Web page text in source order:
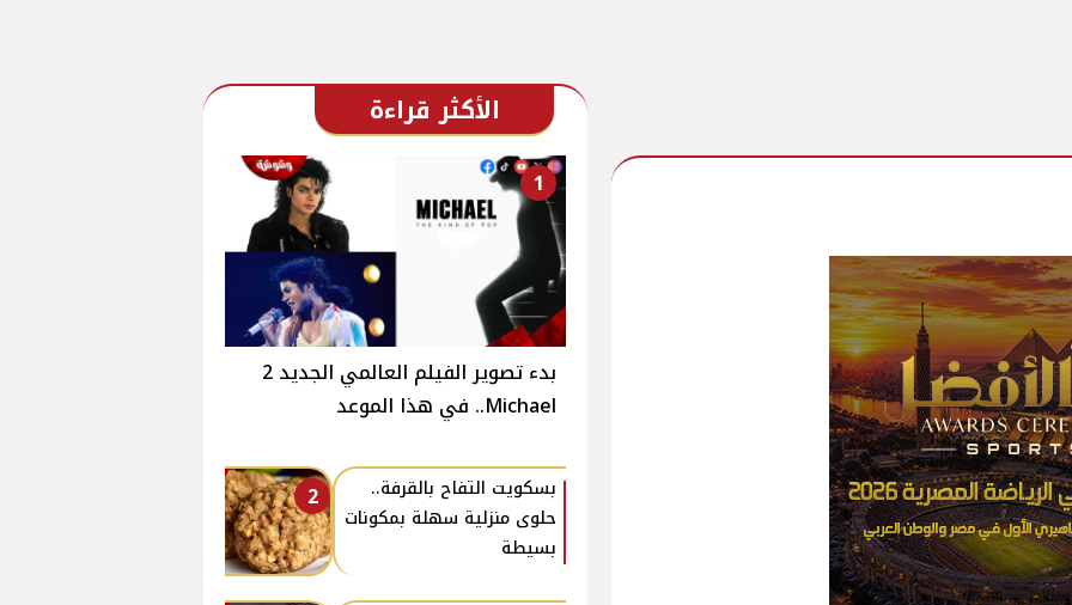
الأكثر قراءة
1
بدء تصوير الفيلم العالمي الجديد 2
Michael.. في هذا الموعد
2
بسكويت التفاح بالقرفة..
حلوى منزلية سهلة بمكونات
بسيطة